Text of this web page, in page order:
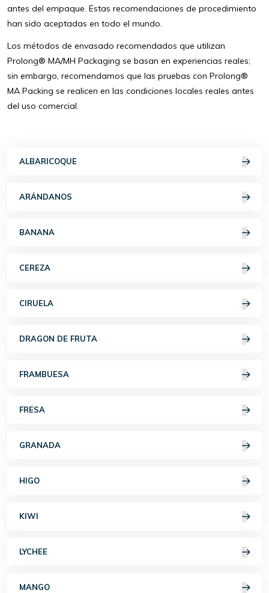
antes del empaque. Estas recomendaciones de procedimiento
han sido aceptadas en todo el mundo.
Los métodos de envasado recomendados que utilizan
Prolong® MA/MH Packaging se basan en experiencias reales;
sin embargo, recomendamos que las pruebas con Prolong®
MA Packing se realicen en las condiciones locales reales antes
del uso comercial.
ALBARICOQUE
ARÁNDANOS
BANANA
CEREZA
CIRUELA
DRAGON DE FRUTA
FRAMBUESA
FRESA
GRANADA
HIGO
KIWI
LYCHEE
MANGO